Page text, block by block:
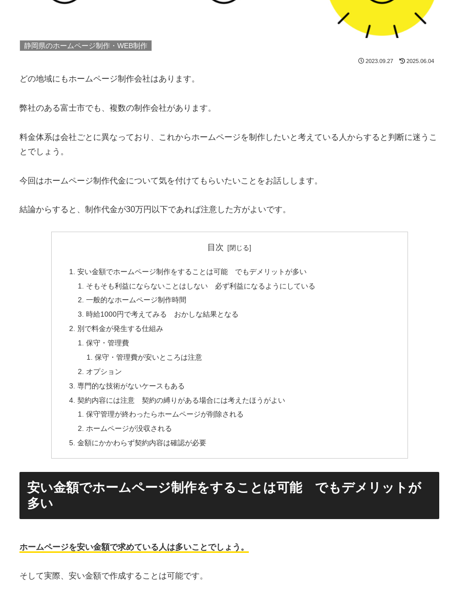
静岡県のホームページ制作・WEB制作
2023.09.27 2025.06.04
どの地域にもホームページ制作会社はあります。
弊社のある富士市でも、複数の制作会社があります。
料金体系は会社ごとに異なっており、これからホームページを制作したいと考えている人からすると判断に迷うこ
とでしょう。
今回はホームページ制作代金について気を付けてもらいたいことをお話しします。
結論からすると、制作代金が30万円以下であれば注意した方がよいです。
目次
安い金額でホームページ制作をすることは可能 でもデメリットが多い
そもそも利益にならないことはしない 必ず利益になるようにしている
一般的なホームページ制作時間
時給1000円で考えてみる おかしな結果となる
別で料金が発生する仕組み
保守・管理費
保守・管理費が安いところは注意
オプション
専門的な技術がないケースもある
契約内容には注意 契約の縛りがある場合には考えたほうがよい
保守管理が終わったらホームページが削除される
ホームページが没収される
金額にかかわらず契約内容は確認が必要
安い金額でホームページ制作をすることは可能 でもデメリットが
多い
ホームページを安い金額で求めている人は多いことでしょう。
そして実際、安い金額で作成することは可能です。